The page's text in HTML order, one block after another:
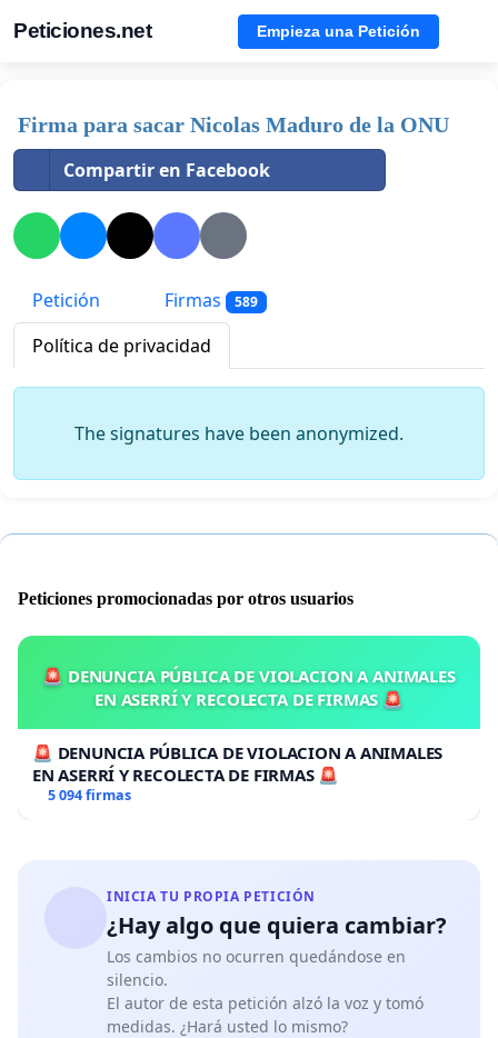
Peticiones.net Empieza una Petición
Firma para sacar Nicolas Maduro de la ONU
Compartir en Facebook
Petición Firmas 589
Política de privacidad
The signatures have been anonymized.
Peticiones promocionadas por otros usuarios
🚨 DENUNCIA PÚBLICA DE VIOLACION A ANIMALES
EN ASERRÍ Y RECOLECTA DE FIRMAS 🚨
🚨 DENUNCIA PÚBLICA DE VIOLACION A ANIMALES
EN ASERRÍ Y RECOLECTA DE FIRMAS 🚨
5 094 firmas
INICIA TU PROPIA PETICIÓN
¿Hay algo que quiera cambiar?
Los cambios no ocurren quedándose en
silencio.
El autor de esta petición alzó la voz y tomó
medidas. ¿Hará usted lo mismo?